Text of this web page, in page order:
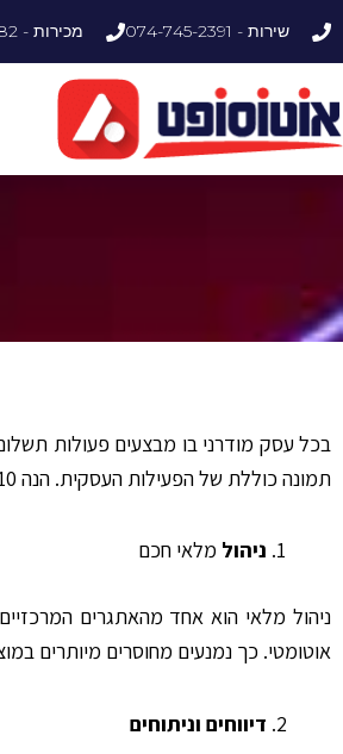
דילוג
לתוכן
שירות - 074-745-2391 מכירות - 074-767-9482
בכל עסק מודרני בו מבצעים פעולות
תמונה כוללת של הפעילות העסקית. הנה 10 תכונות שחייבות להיות בקופה ממוחשבת לעסקים כדי להבטיח ניהול יעיל ומוצלח:
ניהול מלאי חכם
ניהול מלאי הוא אחד מהאתגרים
אוטומטי. כך נמנעים מחוסרים מיותרים
דיווחים וניתוחים